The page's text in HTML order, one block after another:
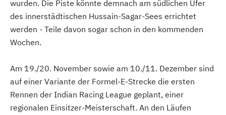
wurden. Die Piste könnte demnach am südlichen Ufer
des innerstädtischen Hussain-Sagar-Sees errichtet
werden - Teile davon sogar schon in den kommenden
Wochen.
Am 19./20. November sowie am 10./11. Dezember sind
auf einer Variante der Formel-E-Strecke die ersten
Rennen der Indian Racing League geplant, einer
regionalen Einsitzer-Meisterschaft. An den Läufen